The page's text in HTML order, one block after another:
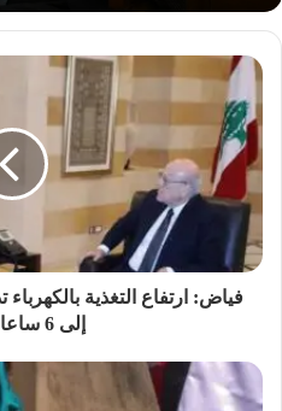
إلى 6 ساعات يوميًا